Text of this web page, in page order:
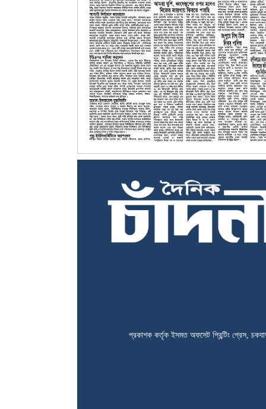
প্রকাশক কর্তৃক ইসমত অফসেট প্রিন্টিং প্রেস,